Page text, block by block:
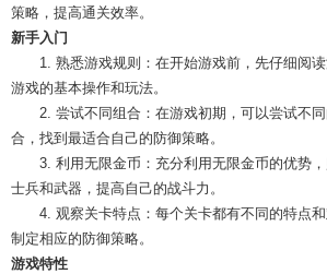
策略，提高通关效率。
新手入门
1. 熟悉游戏规则：在开始游戏前，先仔细阅
游戏的基本操作和玩法。
2. 尝试不同组合：在游戏初期，可以尝试不
合，找到最适合自己的防御策略。
3. 利用无限金币：充分利用无限金币的优势
士兵和武器，提高自己的战斗力。
4. 观察关卡特点：每个关卡都有不同的特点
制定相应的防御策略。
游戏特性